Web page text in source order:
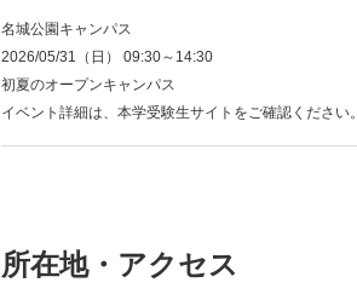
名城公園キャンパス
2026/05/31（日） 09:30～14:30
初夏のオープンキャンパス
イベント詳細は、本学受験生サイトをご確認ください。
所在地・アクセス